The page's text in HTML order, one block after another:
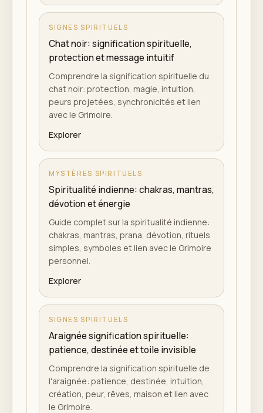
SIGNES SPIRITUELS
Chat noir: signification spirituelle,
protection et message intuitif
Comprendre la signification spirituelle du
chat noir: protection, magie, intuition,
peurs projetées, synchronicités et lien
avec le Grimoire.
Explorer
MYSTÈRES SPIRITUELS
Spiritualité indienne: chakras, mantras,
dévotion et énergie
Guide complet sur la spiritualité indienne:
chakras, mantras, prana, dévotion, rituels
simples, symboles et lien avec le Grimoire
personnel.
Explorer
SIGNES SPIRITUELS
Araignée signification spirituelle:
patience, destinée et toile invisible
Comprendre la signification spirituelle de
l'araignée: patience, destinée, intuition,
création, peur, rêves, maison et lien avec
le Grimoire.